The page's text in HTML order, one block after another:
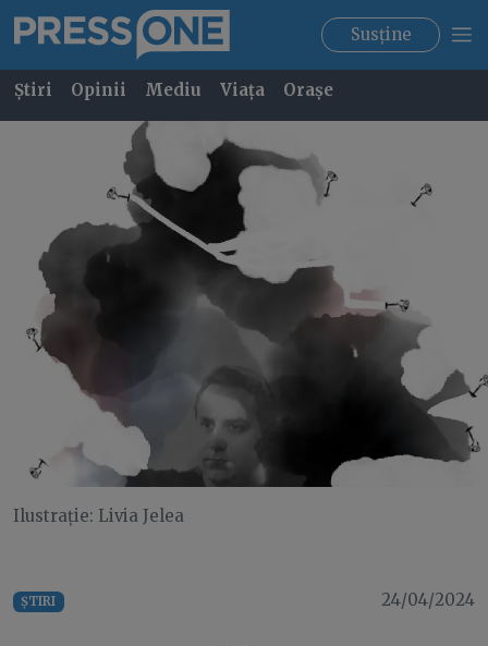
Susține
Știri Opinii Mediu Viața Orașe
Ilustrație: Livia Jelea
ȘTIRI 24/04/2024